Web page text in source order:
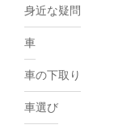
身近な疑問
車
車の下取り
車選び